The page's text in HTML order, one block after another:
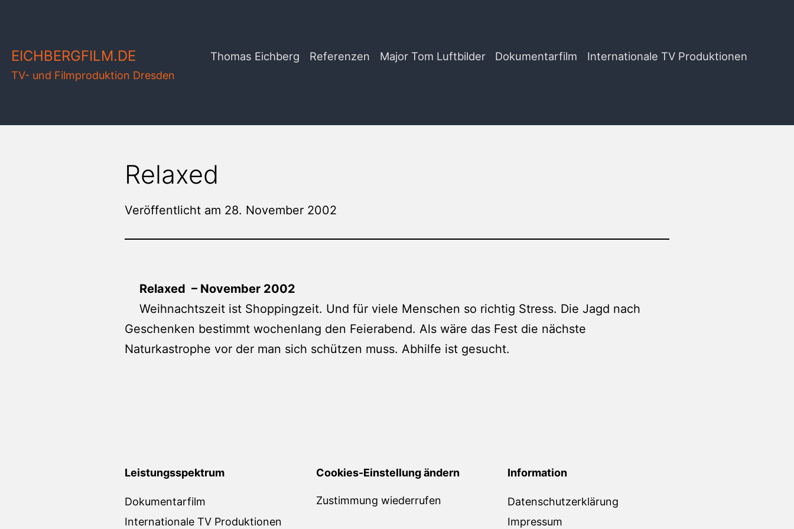
springen
EICHBERGFILM.DE
TV- und Filmproduktion Dresden
Thomas Eichberg Referenzen Major Tom Luftbilder Dokumentarfilm Internationale TV Produktionen
Relaxed
Veröffentlicht am 28. November 2002
Relaxed – November 2002
Weihnachtszeit ist Shoppingzeit. Und für viele Menschen so richtig Stress. Die Jagd nach
Geschenken bestimmt wochenlang den Feierabend. Als wäre das Fest die nächste
Naturkastrophe vor der man sich schützen muss. Abhilfe ist gesucht.
Leistungsspektrum
Dokumentarfilm
Internationale TV Produktionen
Cookies-Einstellung ändern
Zustimmung wiederrufen
Information
Datenschutzerklärung
Impressum